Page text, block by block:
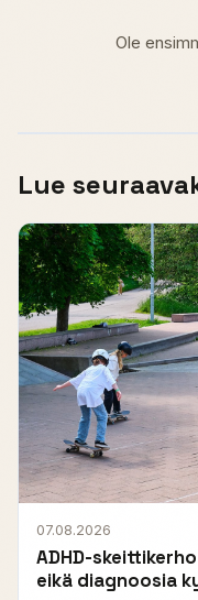
Ole
Lue
07.08.2026
ADHD-
eikä diagnoosia